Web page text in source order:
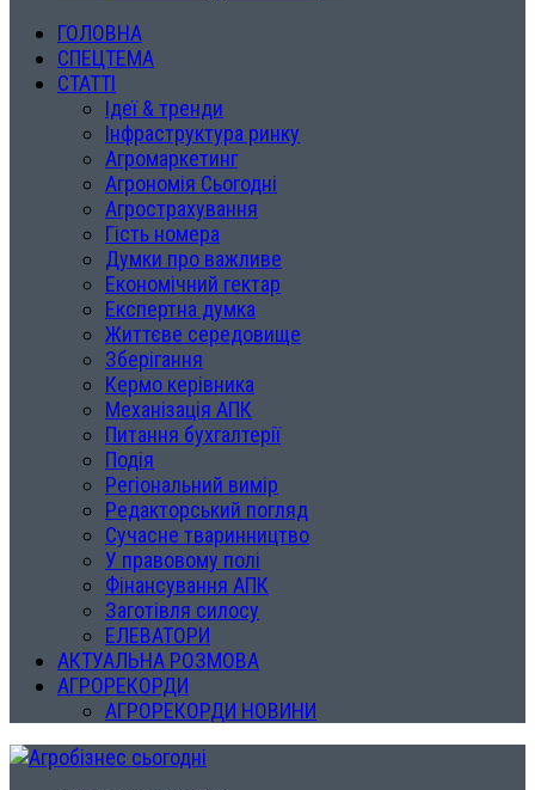
ГОЛОВНА
СПЕЦТЕМА
СТАТТІ
Ідеї & тренди
Інфраструктура ринку
Агромаркетинг
Агрономія Сьогодні
Агрострахування
Гість номера
Думки про важливе
Економічний гектар
Експертна думка
Життєве середовище
Зберігання
Кермо керівника
Механізація АПК
Питання бухгалтерії
Подія
Регіональний вимір
Редакторський погляд
Сучасне тваринництво
У правовому полі
Фінансування АПК
Заготівля силосу
ЕЛЕВАТОРИ
АКТУАЛЬНА РОЗМОВА
АГРОРЕКОРДИ
АГРОРЕКОРДИ НОВИНИ